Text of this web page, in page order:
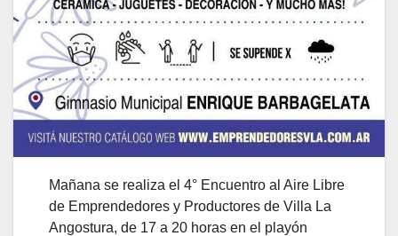
Mañana se realiza el 4° Encuentro al Aire Libre
de Emprendedores y Productores de Villa La
Angostura, de 17 a 20 horas en el playón